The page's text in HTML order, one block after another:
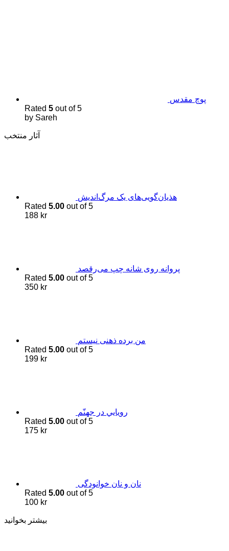
پوچ مقدس
Rated 5 out of 5
by Sareh
آثار منتخب
هذیان‌گویی‌های یک مرگ‌اندیش
Rated 5.00 out of 5
188 kr
پروانه روی شانه چپ می‌رقصد
Rated 5.00 out of 5
350 kr
من برده ذهنی نیستم
Rated 5.00 out of 5
199 kr
رويايي در جهنّم
Rated 5.00 out of 5
175 kr
نان و نان خوانودگی
Rated 5.00 out of 5
100 kr
بیشتر بخوانید